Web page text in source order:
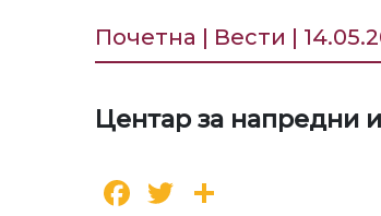
Почетна | Вести |
Центар за напредни
Facebook
Twitter